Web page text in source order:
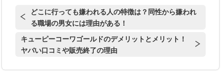
どこに行っても嫌われる人の特徴は？同性から嫌われ
る職場の男女には理由がある！
キューピーコーワゴールドのデメリットとメリット！
ヤバい口コミや販売終了の理由